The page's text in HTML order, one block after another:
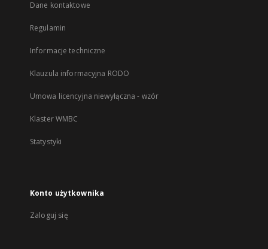
Dane kontaktowe
Regulamin
Informacje techniczne
Klauzula informacyjna RODO
Umowa licencyjna niewyłączna - wzór
Klaster WMBC
Statystyki
Konto użytkownika
Zaloguj się